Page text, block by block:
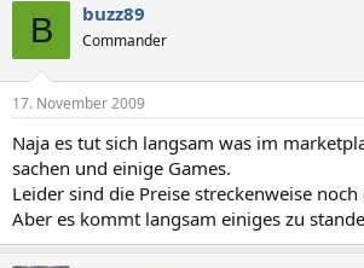
B buzz89
Commander
17. November 2009
Naja es tut sich langsam was im
sachen und einige Games.
Leider sind die Preise streckenweise
Aber es kommt langsam einiges zu